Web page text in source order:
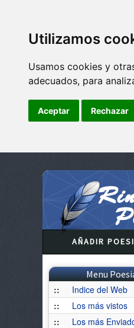
Utilizamos
Usamos cookies y
adecuados, para
Aceptar Rechazar
AÑADIR
Menu
::
Indice del Web
::
Los más vistos
::
Los más